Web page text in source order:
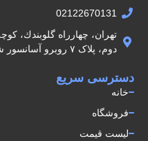
دسترسی سریع
خانه
فروشگاه
لیست قیمت
02122670131
تهران، چهارراه گلوبندك،
دوم، پلاک ۷ روبرو آسانسور شيشه ايى